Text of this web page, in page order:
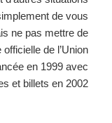
de vous
ne pas mettre de
de l’Union
en 1999 avec
et billets en 2002.